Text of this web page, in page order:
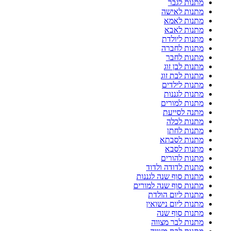
מתנות לגבר
מתנות לאישה
מתנות לאמא
מתנות לאבא
מתנות ליולדת
מתנות לחברה
מתנות לחבר
מתנות לבן זוג
מתנות לבת זוג
מתנות לילדים
מתנות לגננות
מתנות למורים
מתנה לסייעת
מתנות לכלה
מתנות לחתן
מתנות לסבתא
מתנות לסבא
מתנות להורים
מתנות לדודה ולדוד
מתנות סוף שנה לגננות
מתנות סוף שנה למורים
מתנות ליום הולדת
מתנות ליום נישואין
מתנות סוף שנה
מתנות לבר מצווה